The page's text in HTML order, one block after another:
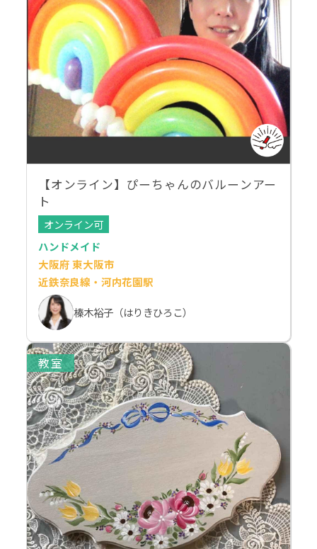
【オンライン】ぴーちゃんのバルーンアー
ト
オンライン可
ハンドメイド
大阪府 東大阪市
近鉄奈良線・河内花園駅
榛木裕子（はりきひろこ）
教室